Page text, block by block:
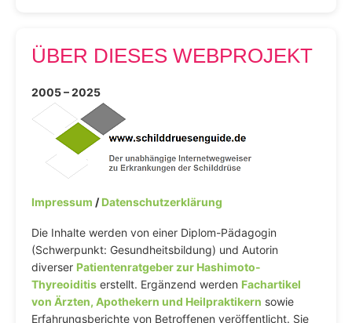
ÜBER DIESES WEBPROJEKT
2005 – 2025
Impressum /Datenschutzerklärung
Die Inhalte werden von einer Diplom-Pädagogin
(Schwerpunkt: Gesundheitsbildung) und Autorin
diverser Patientenratgeber zur Hashimoto-
Thyreoiditis erstellt. Ergänzend werden Fachartikel
von Ärzten, Apothekern und Heilpraktikern sowie
Erfahrungsberichte von Betroffenen veröffentlicht. Sie